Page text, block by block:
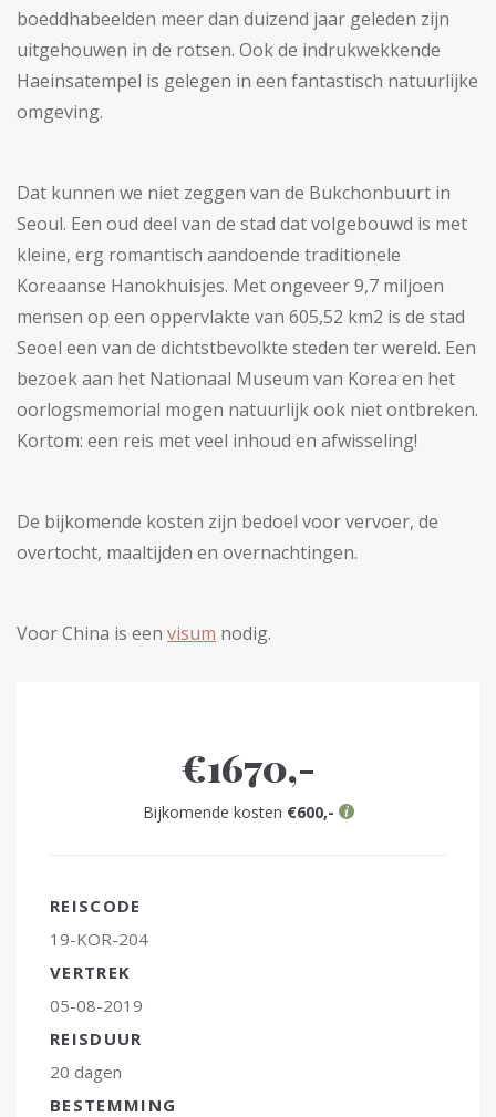
boeddhabeelden meer dan duizend jaar geleden zijn
uitgehouwen in de rotsen. Ook de indrukwekkende
Haeinsatempel is gelegen in een fantastisch natuurlijke
omgeving.
Dat kunnen we niet zeggen van de Bukchonbuurt in
Seoul. Een oud deel van de stad dat volgebouwd is met
kleine, erg romantisch aandoende traditionele
Koreaanse Hanokhuisjes. Met ongeveer 9,7 miljoen
mensen op een oppervlakte van 605,52 km2 is de stad
Seoel een van de dichtstbevolkte steden ter wereld. Een
bezoek aan het Nationaal Museum van Korea en het
oorlogsmemorial mogen natuurlijk ook niet ontbreken.
Kortom: een reis met veel inhoud en afwisseling!
De bijkomende kosten zijn bedoel voor vervoer, de
overtocht, maaltijden en overnachtingen.
Voor China is een visum nodig.
€1670,-
Bijkomende kosten €600,-
REISCODE
19-KOR-204
VERTREK
05-08-2019
REISDUUR
20 dagen
BESTEMMING